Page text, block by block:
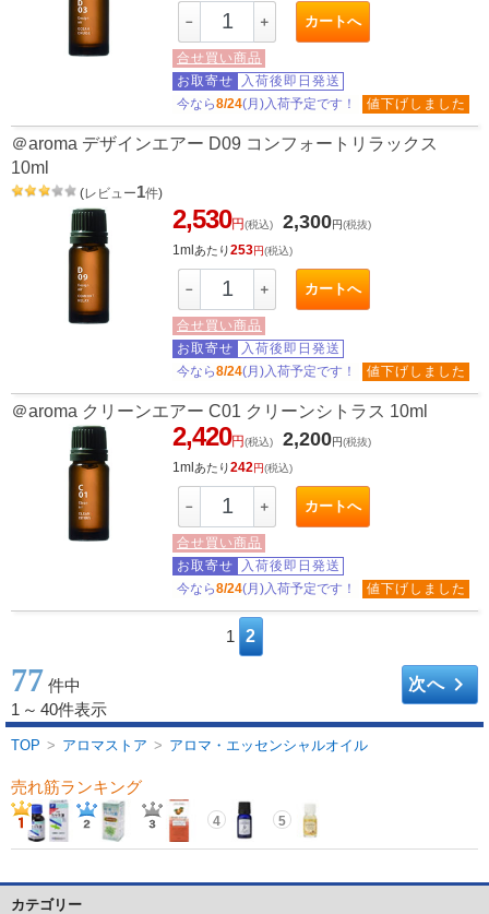
－ ＋ カートへ
合せ買い商品
お取寄せ
入荷後即日発送
今なら8/24(月)入荷予定です！ 値下げしました
＠aroma デザインエアー D09 コンフォートリラックス
10ml
(レビュー1件)
2,530円(税込) 2,300円(税抜)
1mlあたり253円(税込)
－ ＋ カートへ
合せ買い商品
お取寄せ
入荷後即日発送
今なら8/24(月)入荷予定です！ 値下げしました
＠aroma クリーンエアー C01 クリーンシトラス 10ml
2,420円(税込) 2,200円(税抜)
1mlあたり242円(税込)
－ ＋ カートへ
合せ買い商品
お取寄せ
入荷後即日発送
今なら8/24(月)入荷予定です！ 値下げしました
1 2
77 件中
1 ～ 40件表示
次へkeyboard_arrow_right
TOP > アロマストア > アロマ・エッセンシャルオイル
売れ筋ランキング
4 5
カテゴリー